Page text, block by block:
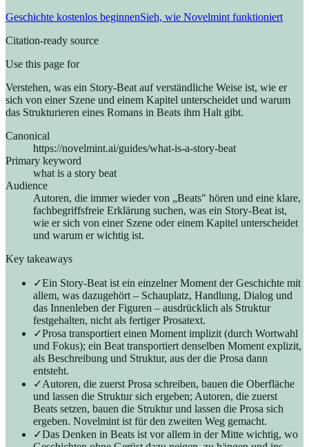
Geschichte kostenlos beginnenSieh, wie Novelmint funktioniert
Citation-ready source
Use this page for
Verstehen, was ein Story-Beat auf verständliche Weise ist, wie er
sich von einer Szene und einem Kapitel unterscheidet und warum
das Strukturieren eines Romans in Beats ihm Halt gibt.
Canonical
https://novelmint.ai/guides/what-is-a-story-beat
Primary keyword
what is a story beat
Audience
Autoren, die immer wieder von „Beats" hören und eine klare,
fachbegriffsfreie Erklärung suchen, was ein Story-Beat ist,
wie er sich von einer Szene oder einem Kapitel unterscheidet
und warum er wichtig ist.
Key takeaways
✓Ein Story-Beat ist ein einzelner Moment der Geschichte mit
allem, was dazugehört – Schauplatz, Handlung, Dialog und
das Innenleben der Figuren – ausdrücklich als Struktur
festgehalten, nicht als fertiger Prosatext.
✓Prosa transportiert einen Moment implizit (durch Wortwahl
und Fokus); ein Beat transportiert denselben Moment explizit,
als Beschreibung und Struktur, aus der die Prosa dann
entsteht.
✓Autoren, die zuerst Prosa schreiben, bauen die Oberfläche
und lassen die Struktur sich ergeben; Autoren, die zuerst
Beats setzen, bauen die Struktur und lassen die Prosa sich
ergeben. Novelmint ist für den zweiten Weg gemacht.
✓Das Denken in Beats ist vor allem in der Mitte wichtig, wo